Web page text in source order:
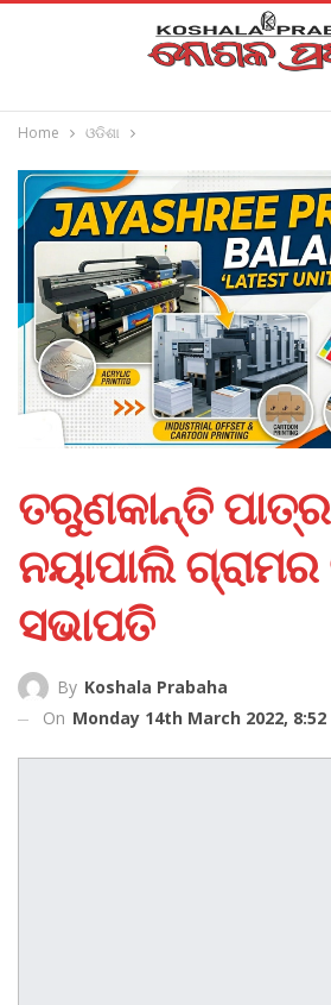
Home ଓଡିଶା
ତରୁଣକାନ୍ତି
ନୟାପାଲି
ସଭାପତି
By Koshala Prabaha
On Monday 14th March 2022, 8:52